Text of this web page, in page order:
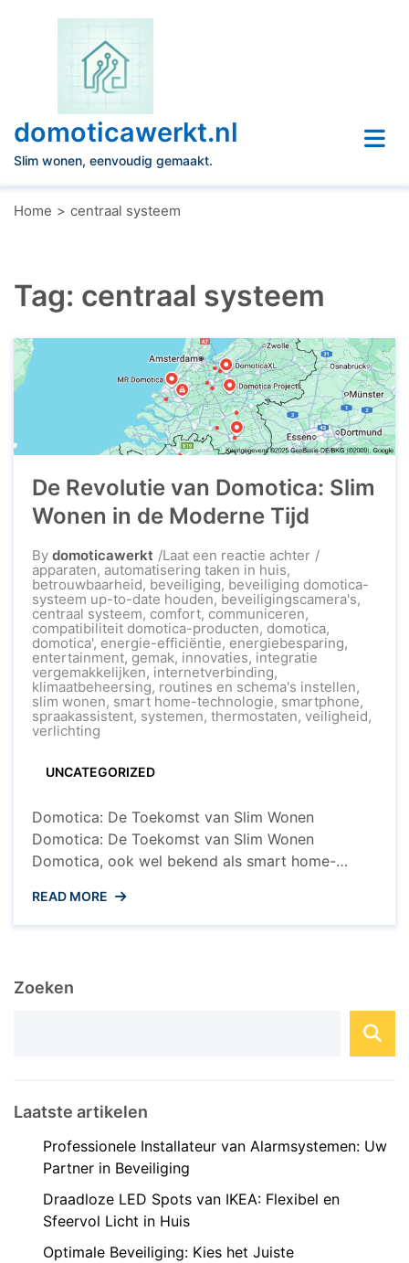
domoticawerkt.nl
Slim wonen, eenvoudig gemaakt.
Home centraal systeem
Tag: centraal systeem
De Revolutie van Domotica: Slim
Wonen in de Moderne Tijd
By domoticawerkt Laat een reactie achterop
Revolutie
van
Slim
Wonen
in
Moderne
Tijd
apparaten, automatisering taken in huis,
betrouwbaarheid, beveiliging, beveiliging domotica-
systeem up-to-date houden, beveiligingscamera's,
centraal systeem, comfort, communiceren,
compatibiliteit domotica-producten, domotica,
domotica', energie-efficiëntie, energiebesparing,
entertainment, gemak, innovaties, integratie
vergemakkelijken, internetverbinding,
klimaatbeheersing, routines en schema's instellen,
slim wonen, smart home-technologie, smartphone,
spraakassistent, systemen, thermostaten, veiligheid,
verlichting
UNCATEGORIZED
Domotica: De Toekomst van Slim Wonen
Domotica: De Toekomst van Slim Wonen
Domotica, ook wel bekend als smart home-
en transformeert de manier waarop we wonen en
leven. Met domotica kunnen verschillende
centraal systeem, zoals een smartphone of ...
READ MORE
Zoeken
Laatste artikelen
Professionele Installateur van Alarmsystemen: Uw
Partner in Beveiliging
Draadloze LED Spots van IKEA: Flexibel en
Sfeervol Licht in Huis
Optimale Beveiliging: Kies het Juiste